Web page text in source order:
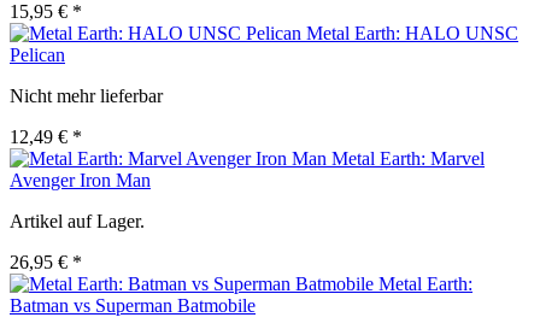
15,95 € *
Metal Earth: HALO UNSC
Pelican
Nicht mehr lieferbar
12,49 € *
Metal Earth: Marvel
Avenger Iron Man
Artikel auf Lager.
26,95 € *
Metal Earth:
Batman vs Superman Batmobile